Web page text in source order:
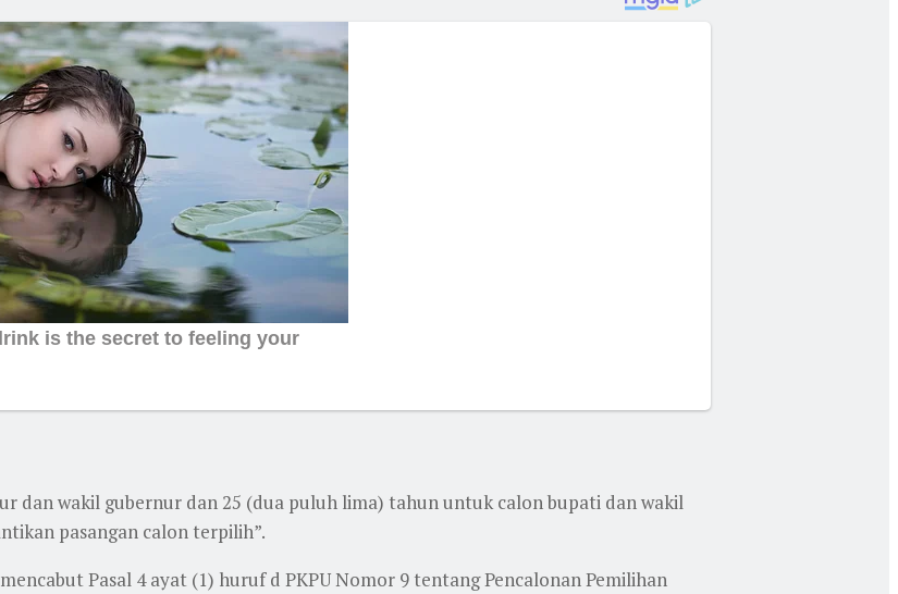
dan wakil gubernur dan 25 (dua puluh lima) tahun untuk calon bupati dan wakil
pasangan calon terpilih”.
Pasal 4 ayat (1) huruf d PKPU Nomor 9 tentang Pencalonan Pemilihan